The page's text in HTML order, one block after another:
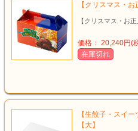
【クリスマス・
【クリスマス・お
価格： 20,240円(
在庫切れ
【生餃子・スイ
【大】